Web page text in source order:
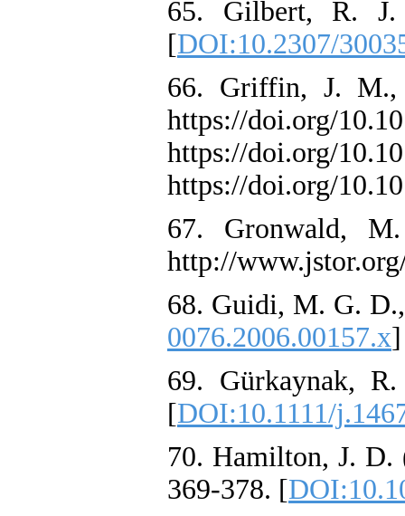
65. Gilbert, R. J.
[DOI:10.2307/
66. Griffin, J. M.,
https://doi.org/
https://doi.org/
https://doi.org/
67. Gronwald,
http://
68. Guidi, M. G.
0076.2006.00157.x]
69. Gürkaynak,
[DOI:10.1111/
70. Hamilton, J. D.
369-378. [